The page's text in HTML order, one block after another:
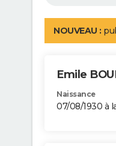
NOUVEAU :
Emile
Naissance
07/08/1930 à